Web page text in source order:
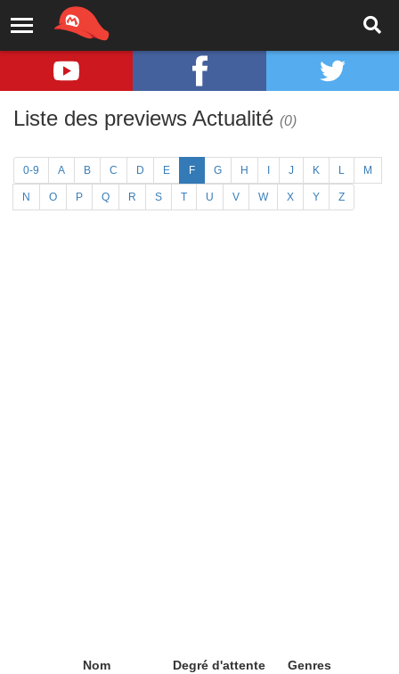
Liste des previews Actualité (0)
0-9 A B C D E F G H J K L M
N O P Q R S T U V W X Y Z
Nom Degré d'attente Genres